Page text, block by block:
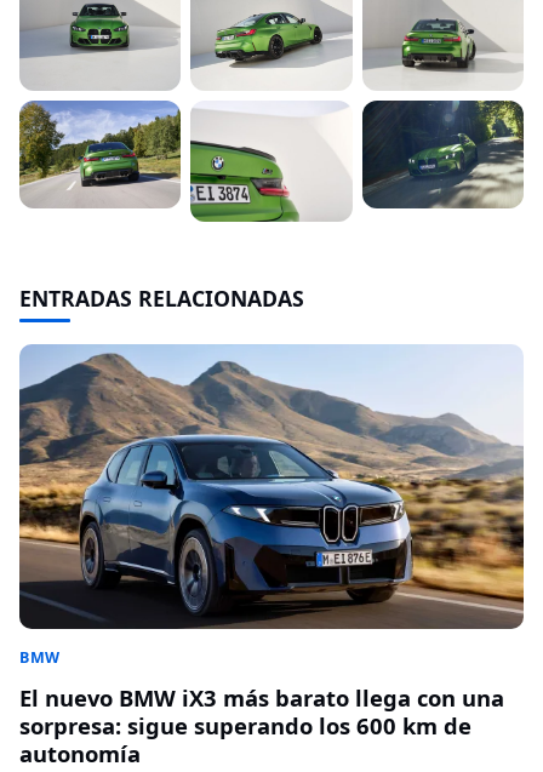
ENTRADAS RELACIONADAS
BMW
El nuevo BMW iX3 más barato llega con una
sorpresa: sigue superando los 600 km de
autonomía